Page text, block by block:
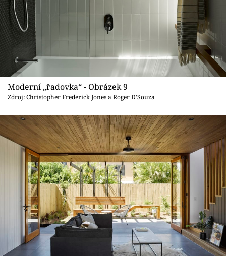
Moderní „řadovka“ - Obrázek 9
Zdroj: Christopher Frederick Jones a Roger D'Souza